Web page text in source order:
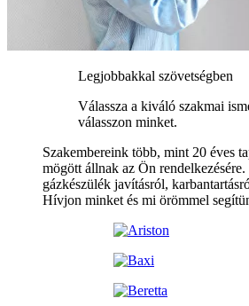
Legjobbakkal szövetségben
Válassza a kiváló szakmai
válasszon minket.
Szakembereink több, mint 20 éves
mögött állnak az Ön
gázkészülék javításról,
Hívjon minket és mi örömmel